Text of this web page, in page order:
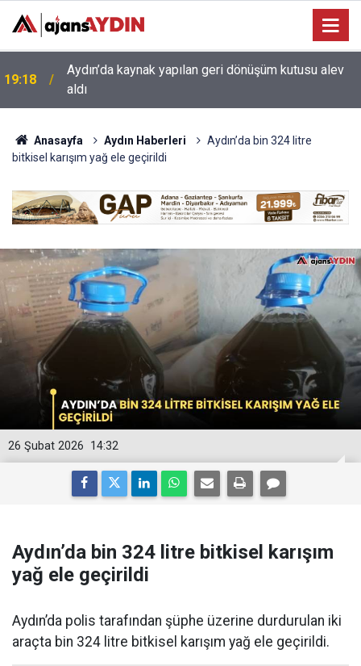
17:34 Aydın’da otomobil karşı şeritteki araca çarptı
Anasayfa Aydın Haberleri
Aydın’da bin 324 litre
bitkisel karışım yağ ele geçirildi
14:32
26 Şubat 2026
Aydın’da bin 324 litre bitkisel karışım
yağ ele geçirildi
Aydın’da polis tarafından şüphe üzerine durdurulan iki
araçta bin 324 litre bitkisel karışım yağ ele geçirildi.